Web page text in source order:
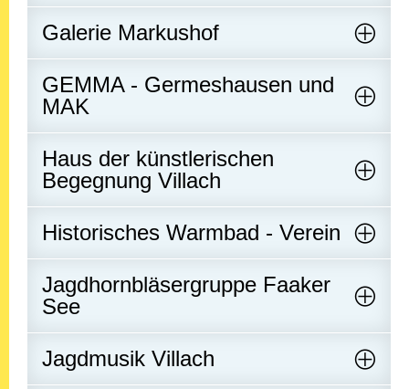
Galerie Markushof
GEMMA - Germeshausen und
MAK
Haus der künstlerischen
Begegnung Villach
Historisches Warmbad - Verein
Jagdhornbläsergruppe Faaker
See
Jagdmusik Villach